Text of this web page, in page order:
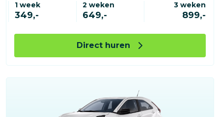
1 week
349,-
2 weken
649,-
3 weken
899,-
Direct huren